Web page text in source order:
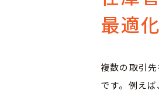
最適
複数の取引
です。例え